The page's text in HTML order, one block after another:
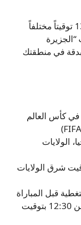
سيقام نهائيات كأس العالم 2026 في 13 توقيتاً مختلفاً
في منطقتك
في كأس العالم
الولايات
الظهيرة (12:00 بتوقيت شرق الولايات
قبل المباراة
على قسم الرياضة في الجزيرة ابتداءً من 12:30 بتوقيت